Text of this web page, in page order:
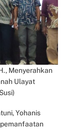
Menyerahkan
Ulayat
Yohanis
pemanfaatan